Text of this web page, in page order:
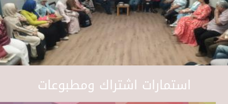
استمارات اشتراك ومطبوعات